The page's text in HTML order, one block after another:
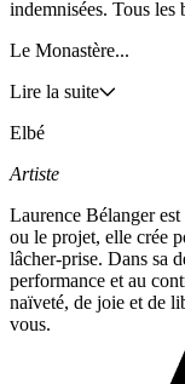
indemnisées. Tous les
Le Monastère...
Lire la suite
Elbé
Artiste
Laurence Bélanger
ou le projet, elle crée
lâcher-prise. Dans sa
performance et au
naïveté, de joie et de
vous.